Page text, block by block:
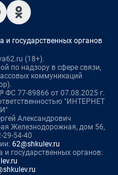
и государственных органов
(18+).
по надзору в сфере связи,
коммуникаций
77-89866 от 07.08.2025 г.
"ИНТЕРНЕТ
Александрович
ая Железнодорожная, дом 56,
29-54-40
62@shkulev.ru
государственных органов: